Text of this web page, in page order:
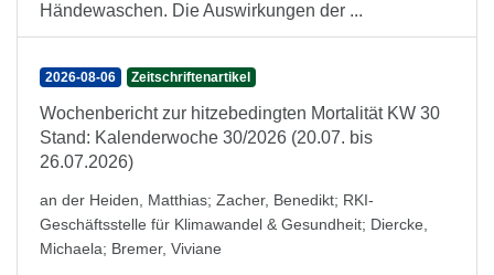
Händewaschen. Die Auswirkungen der ...
2026-08-06 Zeitschriftenartikel
Wochenbericht zur hitzebedingten Mortalität KW 30
Stand: Kalenderwoche 30/2026 (20.07. bis
26.07.2026)
an der Heiden, Matthias; Zacher, Benedikt; RKI-
Geschäftsstelle für Klimawandel & Gesundheit; Diercke,
Michaela; Bremer, Viviane